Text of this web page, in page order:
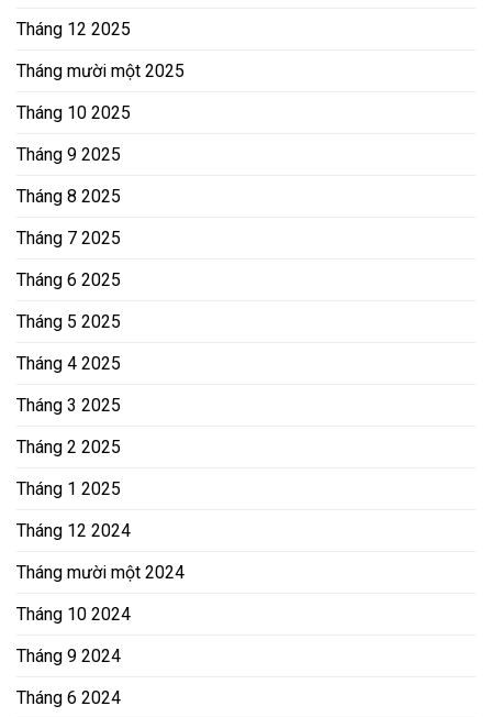
Tháng 12 2025
Tháng mười một 2025
Tháng 10 2025
Tháng 9 2025
Tháng 8 2025
Tháng 7 2025
Tháng 6 2025
Tháng 5 2025
Tháng 4 2025
Tháng 3 2025
Tháng 2 2025
Tháng 1 2025
Tháng 12 2024
Tháng mười một 2024
Tháng 10 2024
Tháng 9 2024
Tháng 6 2024